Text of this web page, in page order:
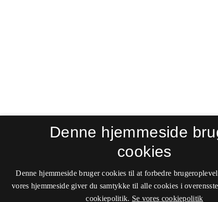
Denne hjemmeside
cookies
Denne hjemmeside bruger cookies til at forbedre
vores hjemmeside giver du samtykke til alle cookies i
cookiepolitik. Se vores cookiepolitik